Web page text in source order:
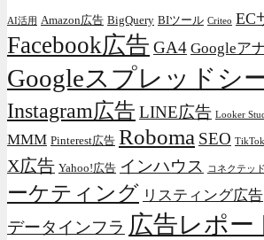
AI活用 Amazon広告 BigQuery BIツール Criteo EC
Facebook広告 GA4 Googleア
Googleスプレッドシ
Instagram広告 LINE広告 Looker
MMM Pinterest広告 Roboma SEO
X広告 Yahoo!広告 インハウス コネクテッ
ーケティング リスティング広告
データインフラ 広告レポー